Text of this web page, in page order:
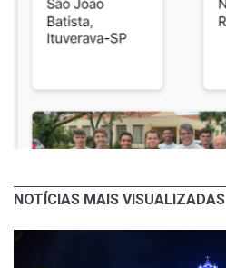
NOTÍCIAS MAIS VISUALIZADAS